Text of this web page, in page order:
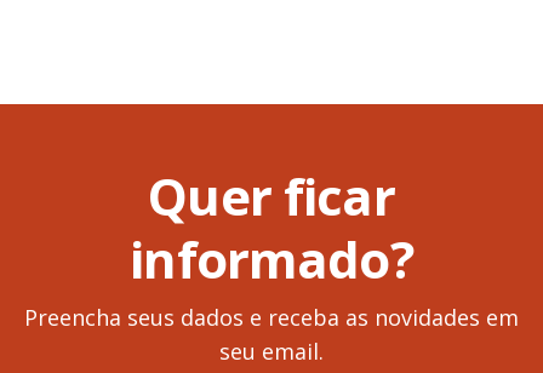
Quer ficar
informado?
Preencha seus dados e receba as novidades em
seu email.